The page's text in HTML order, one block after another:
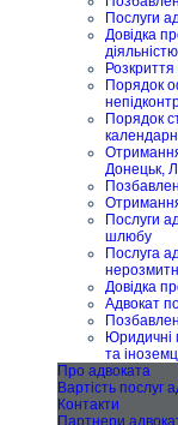
Послуги
Довідка
діяльністю
Порядок
Порядок
Донецьк,
Послуги
шлюбу
Послуга
Довідка
Адвокат
Юридичні
та
Про адвоката
Вартість послуг
Контакти
Партнери